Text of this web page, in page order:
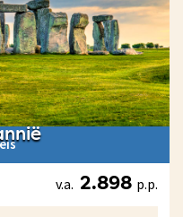
v.a. 2.898 p.p.